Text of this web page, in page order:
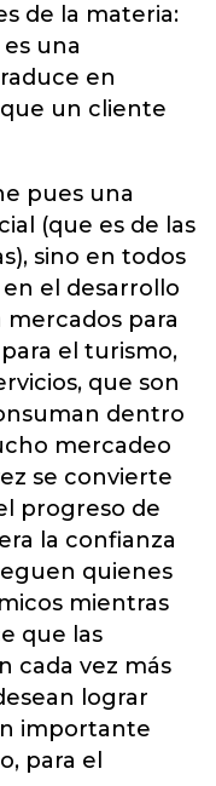
de la materia:
una
en
un cliente
pues una
(que es de las
sino en todos
en el desarrollo
mercados para
el turismo,
que son
dentro
mercadeo
se convierte
progreso de
la confianza
quienes
mientras
que las
cada vez más
lograr
importante
para el